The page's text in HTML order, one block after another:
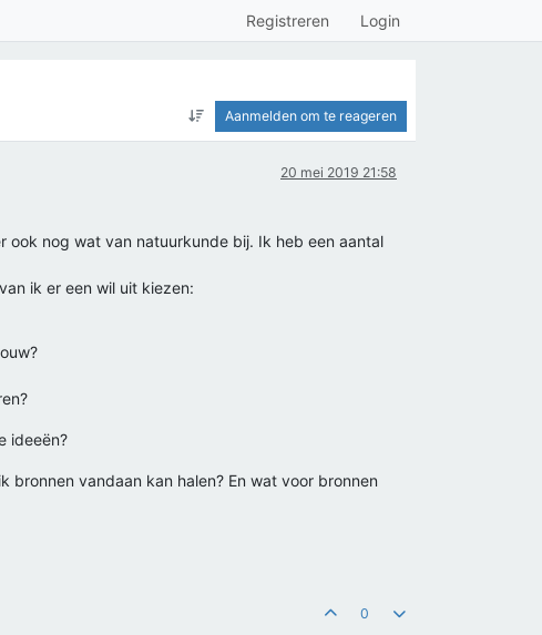
Registreren Login
Aanmelden om te reageren
20 mei 2019 21:58
ook nog wat van natuurkunde bij. Ik heb een aantal
ik er een wil uit kiezen:
ideeën?
vandaan kan halen? En wat voor bronnen
0